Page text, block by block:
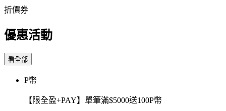
折價券
優惠活動
看全部
P幣
【限全盈+PAY】單筆滿$5000送100P幣